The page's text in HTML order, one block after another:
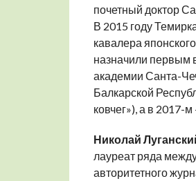
почетный доктор
В 2015 году
кавалера
назначили первым
академии Санта-
Балкарской
ковчег»), а в 2017-
Николай
лауреат ряда
авторитетного